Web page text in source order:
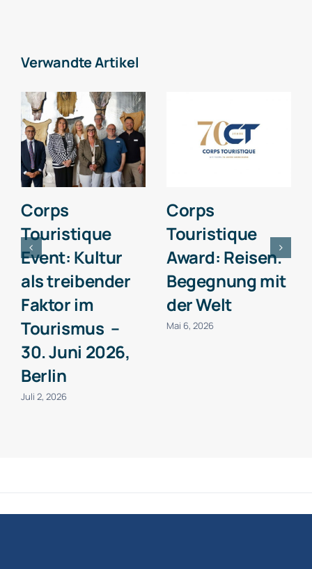
Verwandte Artikel
Corps
Touristique
Event: Kultur
als treibender
Faktor im
Tourismus –
30. Juni 2026,
Berlin
Juli 2, 2026
Corps
Touristique
Award: Reisen.
Begegnung mit
der Welt
Mai 6, 2026